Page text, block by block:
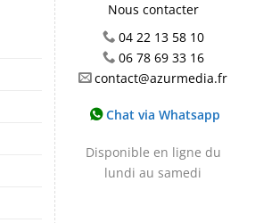
Nous contacter
04 22 13 58 10
06 78 69 33 16
contact@azurmedia.fr
Chat via Whatsapp
Disponible en ligne du
lundi au samedi